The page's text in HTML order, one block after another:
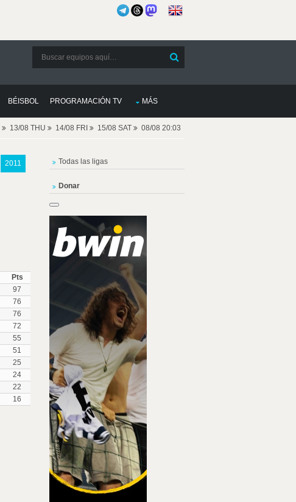
BÉISBOL PROGRAMACIÓN TV MÁS
13/08 THU 14/08 FRI 15/08 SAT 08/08 20:03
2011
Pts
97
76
76
72
55
51
25
24
22
16
Todas las ligas
Donar